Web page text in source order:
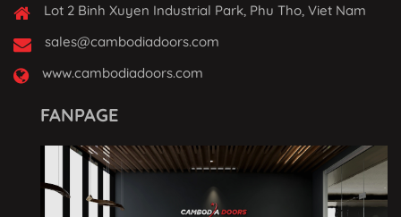
Lot 2 Binh Xuyen Industrial Park, Phu Tho, Viet Nam
sales@cambodiadoors.com
www.cambodiadoors.com
FANPAGE